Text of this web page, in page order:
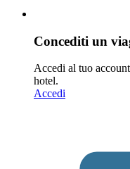
Concediti un
Accedi al tuo
hotel.
Accedi